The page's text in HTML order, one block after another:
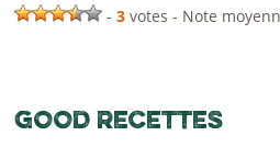
-3 votes - Note
GOOD RECETTES